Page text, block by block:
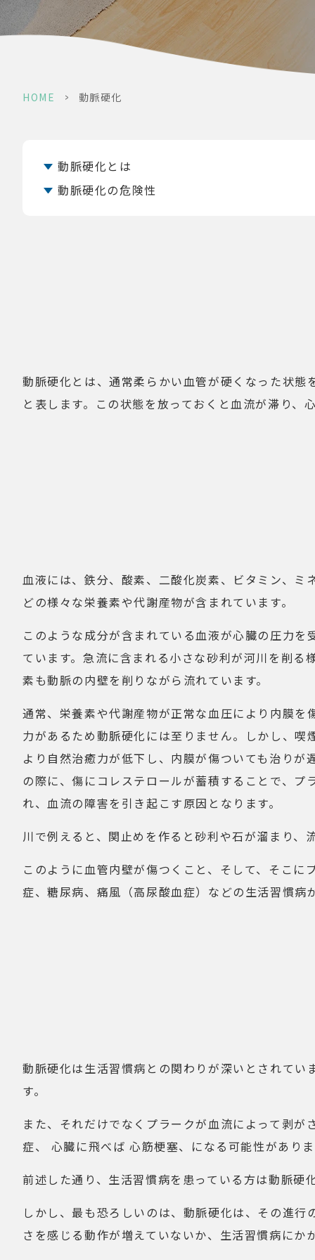
HOME > 動脈硬化
動脈硬化とは
動脈硬化の危険性
動脈硬化とは、通常柔らかい血管が硬くなった状
と表します。この状態を放っておくと血流が滞り
血液には、鉄分、酸素、二酸化炭素、ビタミン、
どの様々な栄養素や代謝産物が含まれています。
このような成分が含まれている血液が心臓の圧力を
ています。急流に含まれる小さな砂利が河川を削る
素も動脈の内壁を削りながら流れています。
通常、栄養素や代謝産物が正常な血圧により内膜を
力があるため動脈硬化には至りません。しかし、喫
より自然治癒力が低下し、内膜が傷ついても治りが
の際に、傷にコレステロールが蓄積することで、プ
れ、血流の障害を引き起こす原因となります。
川で例えると、関止めを作ると砂利や石が溜まり、
このように血管内壁が傷つくこと、そして、そこ
症、糖尿病、痛風（高尿酸血症）などの生活習慣
動脈硬化は生活習慣病との関わりが深いとされて
す。
また、それだけでなくプラークが血流によって剥
症、 心臓に飛べば 心筋梗塞、になる可能性があり
前述した通り、生活習慣病を患っている方は動脈
しかし、最も恐ろしいのは、動脈硬化は、その進
さを感じる動作が増えていないか、生活習慣病に